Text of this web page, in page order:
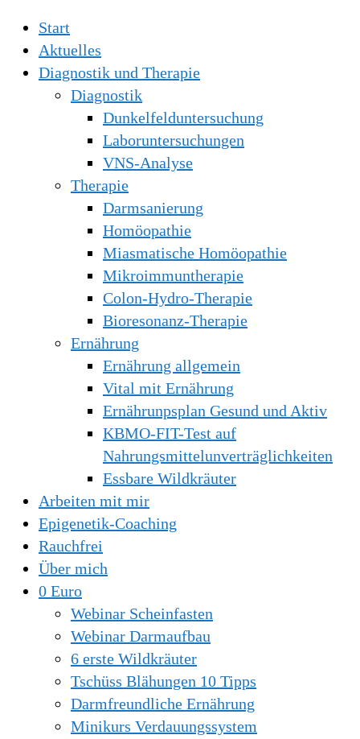
Start
Aktuelles
Diagnostik und Therapie
Diagnostik
Dunkelfelduntersuchung
Laboruntersuchungen
VNS-Analyse
Therapie
Darmsanierung
Homöopathie
Miasmatische Homöopathie
Mikroimmuntherapie
Colon-Hydro-Therapie
Bioresonanz-Therapie
Ernährung
Ernährung allgemein
Vital mit Ernährung
Ernährunpsplan Gesund und Aktiv
KBMO-FIT-Test auf
Nahrungsmittelunverträglichkeiten
Essbare Wildkräuter
Arbeiten mit mir
Epigenetik-Coaching
Rauchfrei
Über mich
0 Euro
Webinar Scheinfasten
Webinar Darmaufbau
6 erste Wildkräuter
Tschüss Blähungen 10 Tipps
Darmfreundliche Ernährung
Minikurs Verdauungssystem